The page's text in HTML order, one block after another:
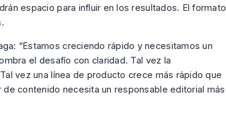
espacio para influir en los resultados. El formato
“Estamos creciendo rápido y necesitamos un
el desafío con claridad. Tal vez la
vez una línea de producto crece más rápido que
contenido necesita un responsable editorial más